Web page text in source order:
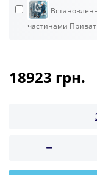
частинами
18923 грн.